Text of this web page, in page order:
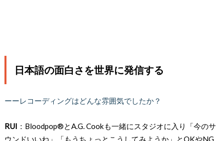
日本語の面白さを世界に発信する
ーーレコーディングはどんな雰囲気でしたか？
RUI ：Bloodpop®️とA.G. Cookも一緒にスタジオに入り「今のサ
ウンドいいね」「もうちょっとこうしてみようか」とOKやNG